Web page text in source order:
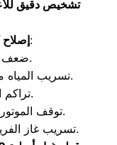
تشخيص دقيق
إصلاحمثل:
ضعف التبريد أو توقفه.
تسريب المياه من أسفل أو داخل الثلاجة.
تراكم الثلج في الفريزر.
توقف الموتور أو صدور أصوات غريبة.
تسريب غاز الفريون أو ضعف كفاءة التبريد.